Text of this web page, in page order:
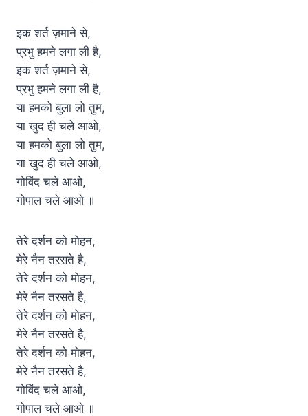
इक शर्त ज़माने से,
प्रभु हमने लगा ली है,
इक शर्त ज़माने से,
प्रभु हमने लगा ली है,
या हमको बुला लो तुम,
या खुद ही चले आओ,
या हमको बुला लो तुम,
या खुद ही चले आओ,
गोविंद चले आओ,
गोपाल चले आओ ॥
तेरे दर्शन को मोहन,
मेरे नैन तरसते है,
तेरे दर्शन को मोहन,
मेरे नैन तरसते है,
तेरे दर्शन को मोहन,
मेरे नैन तरसते है,
तेरे दर्शन को मोहन,
मेरे नैन तरसते है,
गोविंद चले आओ,
गोपाल चले आओ ॥